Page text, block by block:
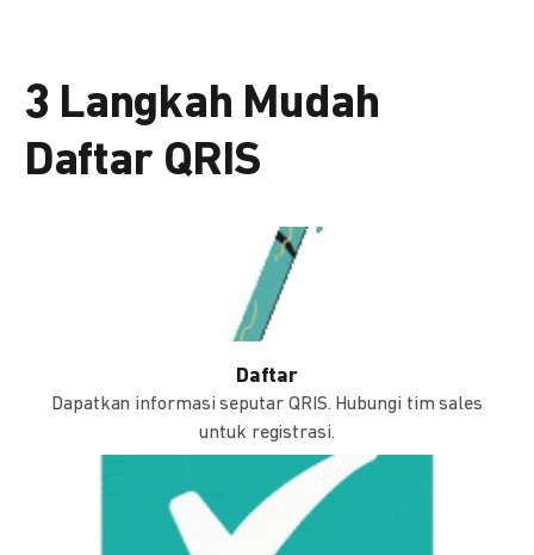
3 Langkah Mudah
Daftar QRIS
Daftar
Dapatkan informasi seputar QRIS. Hubungi tim sales
untuk registrasi.